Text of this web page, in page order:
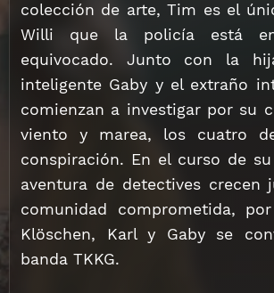
colección de arte, Tim es el
Willi que la policía está
equivocado. Junto con la
inteligente Gaby y el extraño
comienzan a investigar por su
viento y marea, los cuatro
conspiración. En el curso de
aventura de detectives crecen
comunidad comprometida,
Klöschen, Karl y Gaby se
banda TKKG.